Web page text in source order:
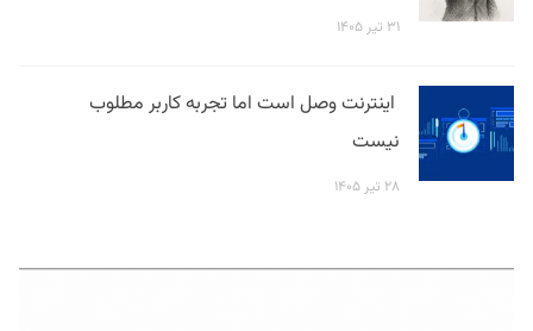
۳۱ تیر ۱۴۰۵
اینترنت وصل است اما تجربه کاربر مطلوب
نیست
۲۸ تیر ۱۴۰۵